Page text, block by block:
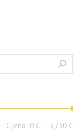
Cijena: 0 € — 3,730 €